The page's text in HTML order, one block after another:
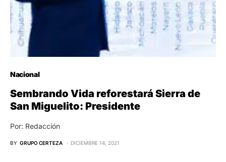
Nacional
Sembrando Vida reforestará Sierra de
San Miguelito: Presidente
Por: Redacción
BY GRUPO CERTEZA DICIEMBRE 14, 2021